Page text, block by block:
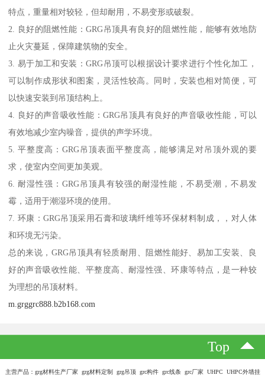
特点，重量相对较轻，但却耐用，不易变形或破裂。
2. 良好的阻燃性能：GRG吊顶具有良好的阻燃性能，能够有效地防
止火灾蔓延，保障建筑物的安全。
3. 易于加工和安装：GRG吊顶可以根据设计要求进行个性化加工，
可以制作成形状和图案，灵活性较高。同时，安装也相对简便，可
以快速安装到吊顶结构上。
4. 良好的声音吸收性能：GRG吊顶具有良好的声音吸收性能，可以
有效地减少室内噪音，提供的声学环境。
5. 平整度高：GRG吊顶表面平整度高，能够满足对吊顶外观的要
求，使室内空间更加美观。
6. 耐湿性强：GRG吊顶具有较强的耐湿性能，不易受潮，不易发
霉，适用于潮湿环境的使用。
7. 环康：GRG吊顶采用石膏和玻璃纤维等环保材料制成，，对人体
和环境无污染。
总的来说，GRG吊顶具有轻质耐用、阻燃性能好、易加工安装、良
好的声音吸收性能、平整度高、耐湿性强、环康等特点，是一种较
为理想的吊顶材料。
m.grggrc888.b2b168.com
Top
主营产品：grg材料生产厂家 grg材料定制 grg吊顶 grc构件 grc线条 grc厂家 UHPC UHPC外墙挂